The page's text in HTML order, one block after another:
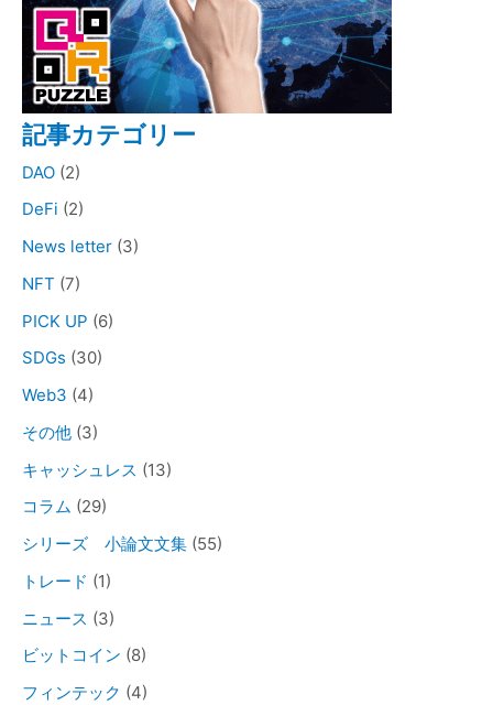
記事カテゴリー
DAO (2)
DeFi (2)
News letter (3)
NFT (7)
PICK UP (6)
SDGs (30)
Web3 (4)
その他 (3)
キャッシュレス (13)
コラム (29)
シリーズ 小論文文集 (55)
トレード (1)
ニュース (3)
ビットコイン (8)
フィンテック (4)